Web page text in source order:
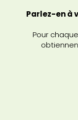
Parlez-en à
Pour